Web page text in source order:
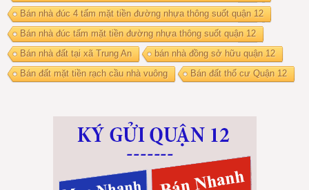
Bán nhà đúc 4 tấm mặt tiền đường nhựa thông suốt quận 12
Bán nhà đúc tấm mặt tiền đường nhựa thông suốt quận 12
Bán nhà đất tại xã Trung An
bán nhà đồng sở hữu quận 12
Bán đất mặt tiền rạch cầu nhà vuông
Bán đất thổ cư Quận 12